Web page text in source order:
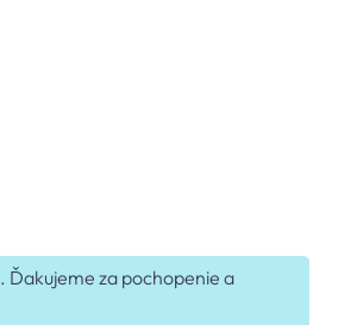
Ďakujeme za pochopenie a